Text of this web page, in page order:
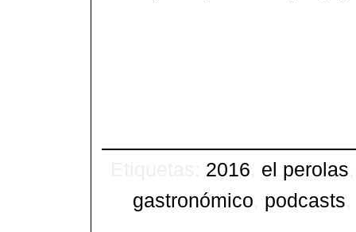
2016 el perolas
gastronómico podcasts